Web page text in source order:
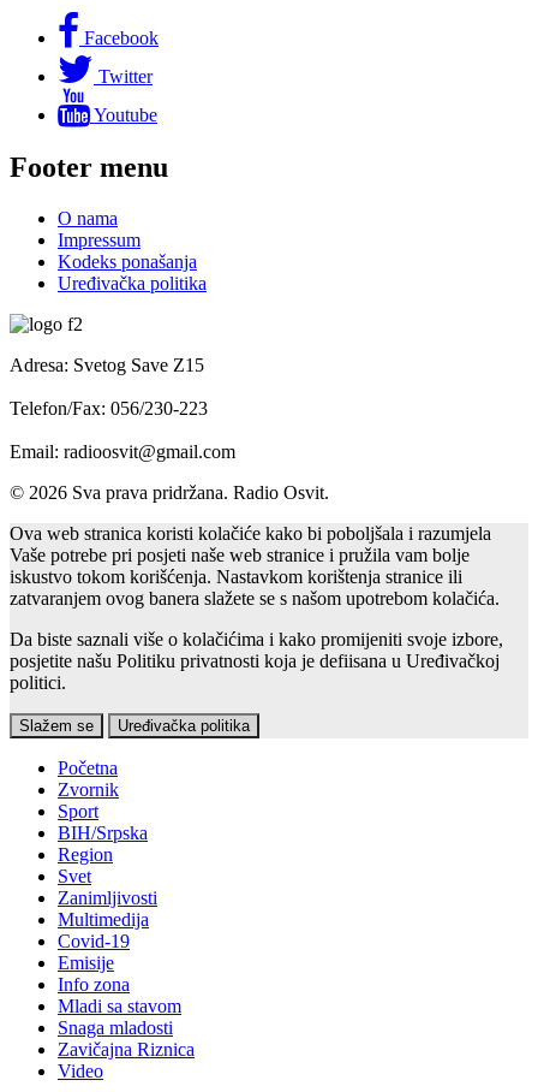
Facebook
Twitter
Youtube
Footer menu
O nama
Impressum
Kodeks ponašanja
Uređivačka politika
Adresa: Svetog Save Z15
Telefon/Fax: 056/230-223
Email: radioosvit@gmail.com
© 2026 Sva prava pridržana. Radio Osvit.
Ova web stranica koristi kolačiće kako bi poboljšala i razumjela
Vaše potrebe pri posjeti naše web stranice i pružila vam bolje
iskustvo tokom korišćenja. Nastavkom korištenja stranice ili
zatvaranjem ovog banera slažete se s našom upotrebom kolačića.
Da biste saznali više o kolačićima i kako promijeniti svoje izbore,
posjetite našu Politiku privatnosti koja je defiisana u Uređivačkoj
politici.
Slažem se Uređivačka politika
Početna
Zvornik
Sport
BIH/Srpska
Region
Svet
Zanimljivosti
Multimedija
Covid-19
Emisije
Info zona
Mladi sa stavom
Snaga mladosti
Zavičajna Riznica
Video